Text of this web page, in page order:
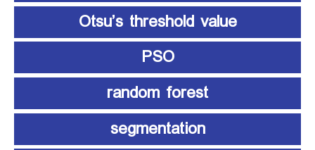
Otsu’s threshold value
PSO
random forest
segmentation